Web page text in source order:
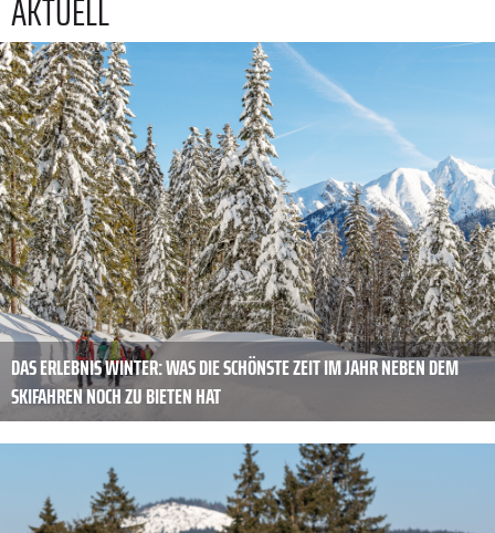
DAS ERLEBNIS WINTER: WAS DIE SCHÖNSTE ZEIT IM JAHR NEBEN DEM
SKIFAHREN NOCH ZU BIETEN HAT